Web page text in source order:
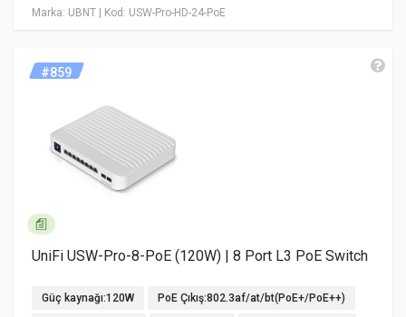
Marka: UBNT | Kod: USW-Pro-HD-24-PoE
#859
UniFi USW-Pro-8-PoE (120W) | 8 Port L3 PoE Switch
Güç kaynağı:120W PoE Çıkış:802.3af/at/bt(PoE+/PoE++)